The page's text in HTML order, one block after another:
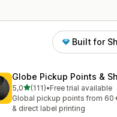
Built for
Globe Pickup Points &
5,0av 5 stjerner
(111)
Totalt 111 omtaler
•Free trial available
Global pickup points from
& direct label printing